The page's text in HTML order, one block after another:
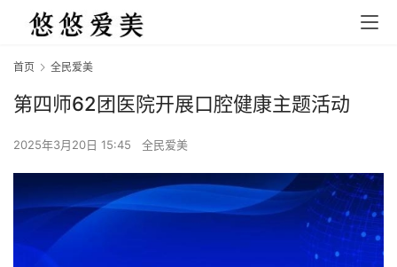
首页 全民爱美
第四师62团医院开展口腔健康主题活动
2025年3月20日 15:45 全民爱美